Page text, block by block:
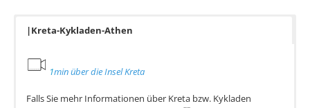
|Kreta-Kykladen-Athen
1min über die Insel Kreta
Falls Sie mehr Informationen über Kreta bzw. Kykladen